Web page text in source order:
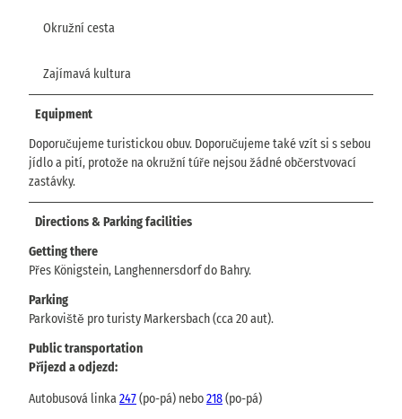
Okružní cesta
Zajímavá kultura
Equipment
Doporučujeme turistickou obuv. Doporučujeme také vzít si s sebou
jídlo a pití, protože na okružní túře nejsou žádné občerstvovací
zastávky.
Directions & Parking facilities
Getting there
Přes Königstein, Langhennersdorf do Bahry.
Parking
Parkoviště pro turisty Markersbach (cca 20 aut).
Public transportation
Příjezd a odjezd:
Autobusová linka247(po-pá) nebo218(po-pá)